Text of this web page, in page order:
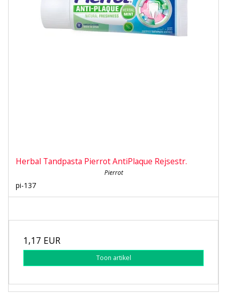
Herbal Tandpasta Pierrot AntiPlaque Rejsestr.
Pierrot
pi-137
1,17 EUR
Toon artikel